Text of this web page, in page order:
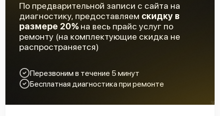
По предварительной записи с сайта на
диагностику, предоставляем скидку в
размере 20% на весь прайс услуг по
ремонту (на комплектующие скидка не
распространяется)
Перезвоним в течение 5 минут
Бесплатная диагностика при ремонте